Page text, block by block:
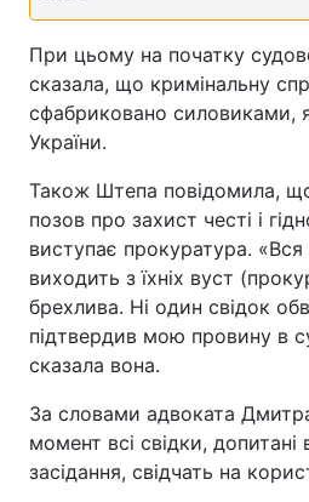
При цьому на початку
сказала, що кримінальну
сфабриковано силовиками,
України.
Також Штепа повідомила,
позов про захист честі і
виступає прокуратура. «Вся
виходить з їхніх вуст
брехлива. Ні один свідок
підтвердив мою провину в
сказала вона.
За словами адвоката
момент всі свідки, допитані
засідання, свідчать на